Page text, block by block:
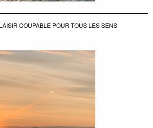
COUPABLE POUR TOUS LES SENS